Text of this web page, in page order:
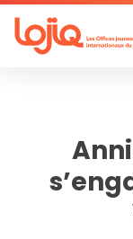
Skip
to
content